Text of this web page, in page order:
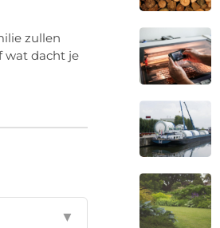
zullen
wat dacht je
▼